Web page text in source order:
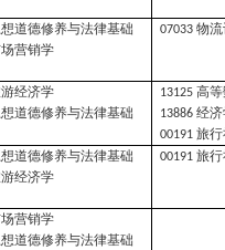
道德修养与法律基础
营销学
07033物
经济学
道德修养与法律基础
13125 高
13886经
00191旅
道德修养与法律基础
经济学
00191旅
营销学
道德修养与法律基础